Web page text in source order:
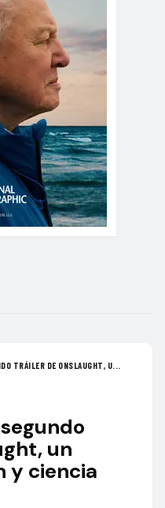
TRÁILER DE ONSLAUGHT, U...
un
y ciencia